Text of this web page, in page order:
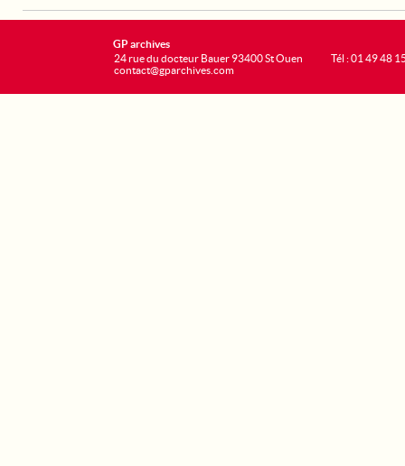
GP archives
24 rue du docteur Bauer 93400 St Ouen
contact@gparchives.com
Tél : 01 49 48